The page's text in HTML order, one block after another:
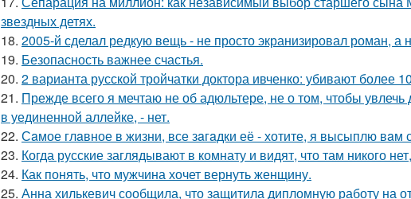
звездных детях.
18. 2005-й сделал редкую вещь - не просто экранизировал роман, а
19. Безопасность важнее счастья.
20. 2 варианта русской тройчатки доктора ивченко: убивают более
21. Прежде всего я мечтаю не об адюльтере, не о том, чтобы увлечь
в уединенной аллейке, - нет.
22. Сaмое глaвное в жизни, все зaгaдки её - хотите, я высыплю вaм
23. Когда русские заглядывают в комнату и видят, что там никого
24. Как понять, что мужчина хочет вернуть женщину.
25. Анна хилькевич сообщила, что защитила дипломную работу на